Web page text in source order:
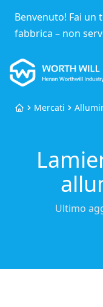
Benvenuto! Fai
fabbrica – non
Worthwill
HomeMercati
Ultimo